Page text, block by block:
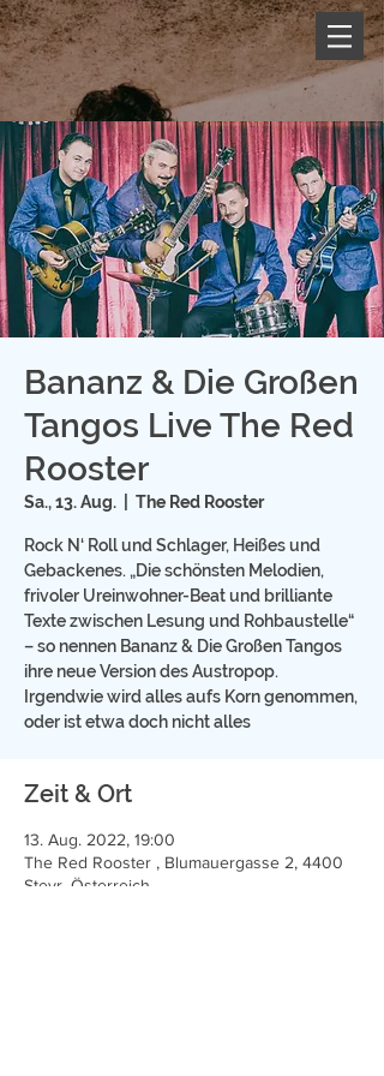
Bananz & Die Großen
Tangos Live The Red
Rooster
Sa., 13. Aug. The Red Rooster
Rock N‘ Roll und Schlager, Heißes und
Gebackenes. „Die schönsten Melodien,
frivoler Ureinwohner-Beat und brilliante
Texte zwischen Lesung und Rohbaustelle“
– so nennen Bananz & Die Großen Tangos
ihre neue Version des Austropop.
Irgendwie wird alles aufs Korn genommen,
oder ist etwa doch nicht alles
Zeit & Ort
13. Aug. 2022, 19:00
The Red Rooster , Blumauergasse 2, 4400
Steyr, Österreich